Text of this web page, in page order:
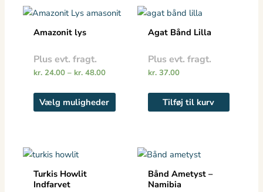
Amazonit lys
Plus evt. fragt.
kr.24.00 – kr.48.00
Prisinterval:
Vælg muligheder
Dette
varianter.
kan
vælges
Agat Bånd Lilla
Plus evt. fragt.
kr.37.00
Tilføj til kurv
Turkis Howlit
Indfarvet
Bånd Ametyst –
Namibia